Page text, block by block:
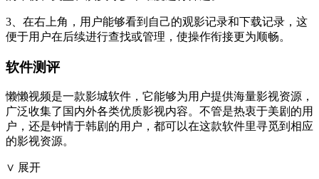
3、在右上角，用户能够看到自己的观影记录和下载记录，这
便于用户在后续进行查找或管理，使操作衔接更为顺畅。
软件测评
懒懒视频是一款影城软件，它能够为用户提供海量影视资源，
广泛收集了国内外各类优质影视内容。不管是热衷于美剧的用
户，还是钟情于韩剧的用户，都可以在这款软件里寻觅到相应
的影视资源。
∨ 展开